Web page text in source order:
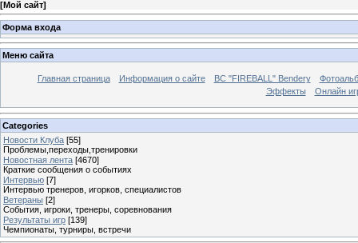
[Мой сайт]
Форма входа
Меню сайта
Главная страница Информация о сайте BC "FIREBALL" Bendery
Эффекты
Онлайн
Categories
Новости Клуба [55]
Проблемы,переходы,тренировки
Новостная лента [4670]
Краткие сообщения о событиях
Интервью [7]
Интервью тренеров, игорков, специалистов
Ветераны [2]
События, игроки, тренеры, соревнования
Результаты игр [139]
Чемпионаты, турниры, встречи